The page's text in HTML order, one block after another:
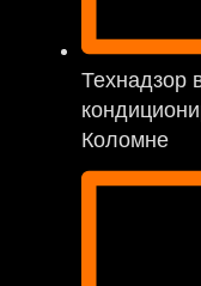
Технадзор
Коломне